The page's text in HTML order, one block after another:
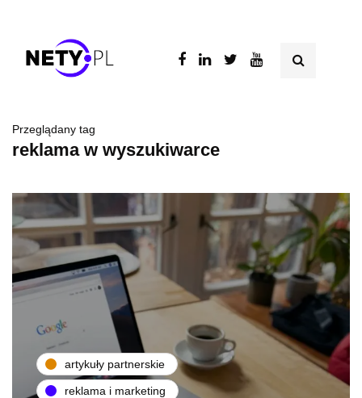
Przeglądany tag
reklama w wyszukiwarce
artykuły partnerskie
reklama i marketing